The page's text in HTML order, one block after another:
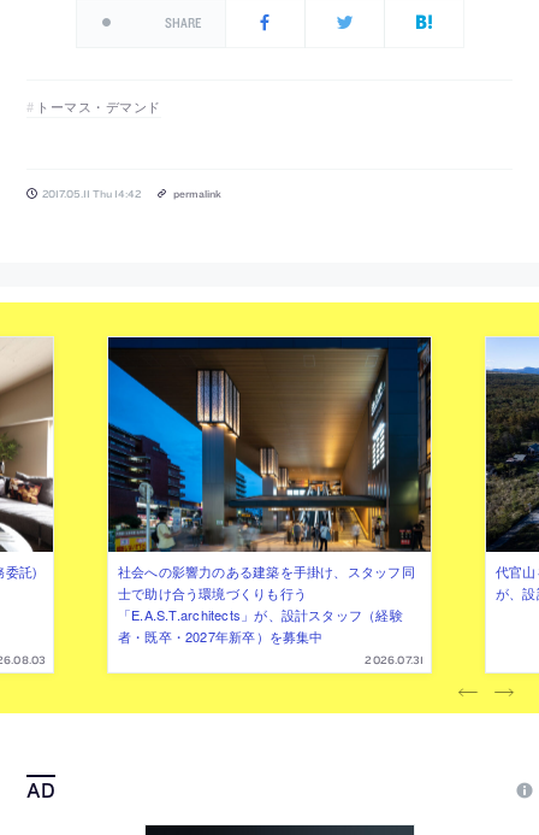
SHARE
トーマス・デマンド
2017.05.11 Thu 14:42 permalink
委託)
社会への影響力のある建築を手掛け、スタッフ同
士で助け合う環境づくりも行う
「E.A.S.T.architects」が、設計スタッフ（経験
者・既卒・2027年新卒）を募集中
2026.07.31
代官
が、